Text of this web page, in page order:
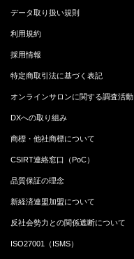
データ取り扱い規則
利用規約
採用情報
特定商取引法に基づく表記
オンラインサロンに関する調査活動
DXへの取り組み
商標・他社商標について
CSIRT連絡窓口（PoC）
品質保証の理念
新経済連盟加盟について
反社会勢力との関係遮断について
ISO27001（ISMS）